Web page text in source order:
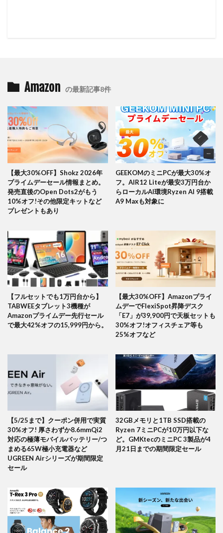
Amazon の最新記事8件
【最大30%OFF】Shokz 2026年
プライムデーセール情報まとめ。
発売直後のOpen Dots2がもう
10%オフ!その他限定キットなど
プレゼントもあり
GEEKOMのミニPCが最大30%オ
フ。AIR12 Liteが最安3万円台か
らローカルAI環境Ryzen AI 9搭載
A9 Maxも対象に
【フルセットでも1万円台から】
TABWEEタブレット3機種が
Amazonプライムデー先行セール
で最大42%オフの15,999円から。
【最大30%OFF】Amazonプライ
ムデーでFlexiSpot昇降デスク
「E7」が39,900円で天板セットも
30%オフ!オフィスチェア等も
25%オフなど
【5/25まで】クーポン併用で実質
30%オフ! 厚さわずか8.6mmQi2
対応の極薄モバイルバッテリー/つ
まめる65W極小充電器など
UGREEN Airシリーズが期間限定
セール
32GBメモリと1TB SSD搭載の
Ryzen 7ミニPCが10万円以下な
ど。GMKtecのミニPC 3製品が4
月21日までの期間限定セール